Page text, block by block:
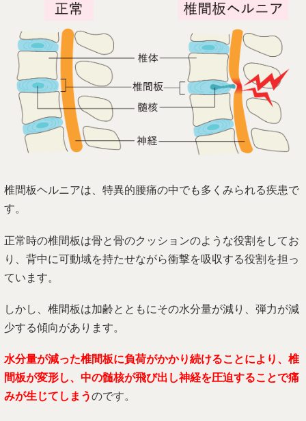
椎間板ヘルニアは、特異的腰痛の中でも多くみられる疾患で
す。
正常時の椎間板は骨と骨のクッションのような役割をしてお
り、背中に可動域を持たせながら衝撃を吸収する役割を担っ
ています。
しかし、椎間板は加齢とともにその水分量が減り、弾力が減
少する傾向があります。
水分量が減った椎間板に負荷がかかり続けることにより、椎
間板が変形し、中の髄核が飛び出し神経を圧迫することで痛
みが生じてしまうのです。